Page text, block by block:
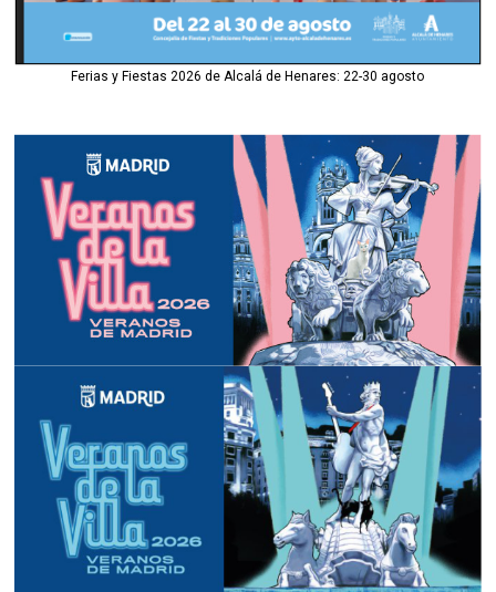
Ferias y Fiestas 2026 de Alcalá de Henares: 22-30 agosto